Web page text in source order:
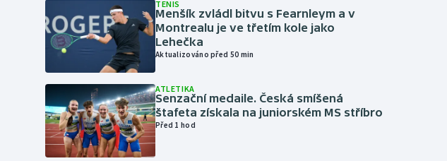
TENIS
Menšík zvládl bitvu s Fearnleym a v
Montrealu je ve třetím kole jako
Lehečka
Aktualizováno před 50 min
ATLETIKA
Senzační medaile. Česká smíšená
štafeta získala na juniorském MS stříbro
Před 1 hod